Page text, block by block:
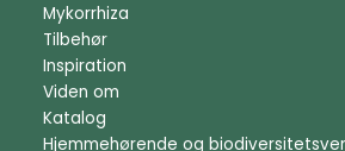
Mykorrhiza
Tilbehør
Inspiration
Viden om
Katalog
Hjemmehørende og